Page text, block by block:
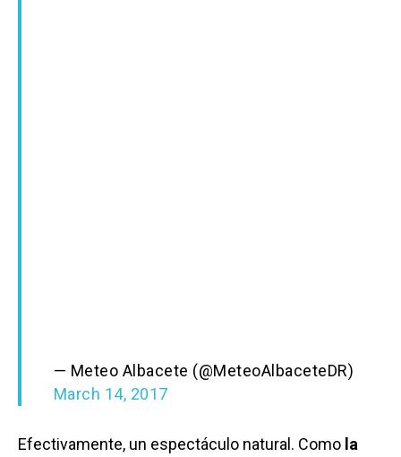
— Meteo Albacete (@MeteoAlbaceteDR)
March 14, 2017
Efectivamente, un espectáculo natural. Como la